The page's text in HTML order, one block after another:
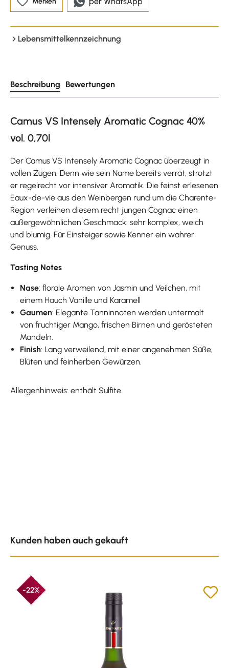
Lebensmittelkennzeichnung
Beschreibung Bewertungen
Camus VS Intensely Aromatic Cognac 40%
vol. 0,70l
Der Camus VS Intensely Aromatic Cognac überzeugt in
vollen Zügen. Denn wie sein Name bereits verrät, strotzt
er regelrecht vor intensiver Aromatik. Die feinst erlesenen
Eaux-de-vie aus den Weinbergen rund um die Charente-
Region verleihen diesem recht jungen Cognac einen
außergewöhnlichen Geschmack: sehr komplex, weich
und blumig. Für Einsteiger sowie Kenner ein wahrer
Genuss.
Tasting Notes
Nase: florale Aromen von Jasmin und Veilchen, mit
einem Hauch Vanille und Karamell
Gaumen: Elegante Tanninnoten werden untermalt
von fruchtiger Mango, frischen Birnen und gerösteten
Mandeln.
Finish: Lang verweilend, mit einer angenehmen Süße,
Blüten und feinherben Gewürzen.
Allergenhinweis: enthält Sulfite
Kunden haben auch gekauft
-22%